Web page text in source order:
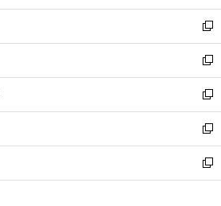
開
く
ウ
で
開
く
ン
ド
ウ
で
開
く
ウ
ィ
ン
ド
ウ
で
開
く
新
し
い
ウ
ィ
ン
ド
ウ
で
開
新
し
い
ウ
ィ
ン
ド
ウ
新
し
い
ウ
ィ
ン
新
し
い
ウ
新
し